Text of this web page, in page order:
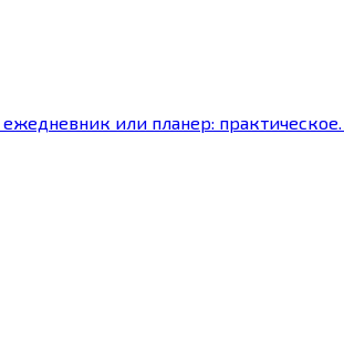
или планер: практическое…